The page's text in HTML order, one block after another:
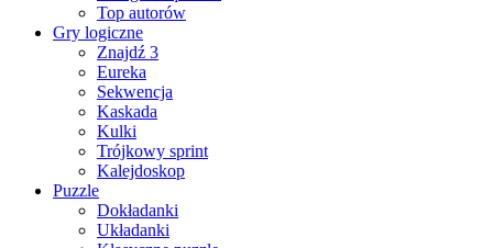
Top autorów
Gry logiczne
Znajdź 3
Eureka
Sekwencja
Kaskada
Kulki
Trójkowy sprint
Kalejdoskop
Puzzle
Dokładanki
Układanki